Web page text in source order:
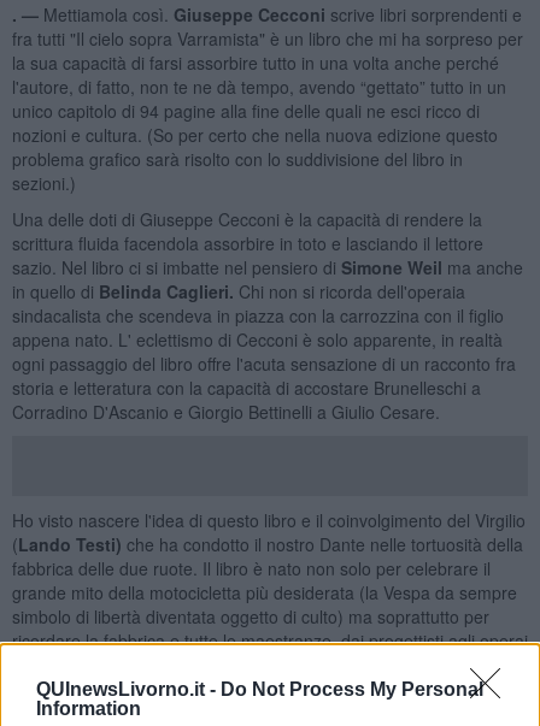
QUInewsLivorno.it - Do Not Process My Personal
Information
. — Mettiamola così. Giuseppe Cecconi scrive libri sorprendenti e
fra tutti "Il cielo sopra Varramista" è un libro che mi ha sorpreso per
la sua capacità di farsi assorbire tutto in una volta anche perché
l'autore, di fatto, non te ne dà tempo, avendo “gettato” tutto in un
unico capitolo di 94 pagine alla fine delle quali ne esci ricco di
nozioni e cultura. (So per certo che nella nuova edizione questo
problema grafico sarà risolto con lo suddivisione del libro in
sezioni.)
Una delle doti di Giuseppe Cecconi è la capacità di rendere la
scrittura fluida facendola assorbire in toto e lasciando il lettore
sazio. Nel libro ci si imbatte nel pensiero di Simone Weil ma anche
in quello di Belinda Caglieri. Chi non si ricorda dell'operaia
sindacalista che scendeva in piazza con la carrozzina con il figlio
appena nato. L' eclettismo di Cecconi è solo apparente, in realtà
ogni passaggio del libro offre l'acuta sensazione di un racconto fra
storia e letteratura con la capacità di accostare Brunelleschi a
Corradino D'Ascanio e Giorgio Bettinelli a Giulio Cesare.
Ho visto nascere l'idea di questo libro e il coinvolgimento del Virgilio
(Lando Testi) che ha condotto il nostro Dante nelle tortuosità della
fabbrica delle due ruote. Il libro è nato non solo per celebrare il
grande mito della motocicletta più desiderata (la Vespa da sempre
simbolo di libertà diventata oggetto di culto) ma soprattutto per
ricordare la fabbrica e tutte le maestranze, dai progettisti agli operai
della catena di montaggio e vuole essere soprattutto un omaggio a
Giovanni Alberto Agnelliper opporsi a quel tentativo strisciante di
emarginare la sua memoria anche attraverso la scomparsa dei